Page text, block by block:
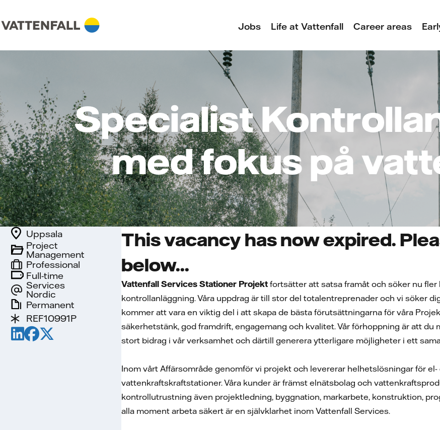
Jobs Life at Vattenfall Career areas
Specialist
med fokus på
Full-time
Services
Nordic
Project
Management
Uppsala
Professional
Permanent
REF10991P
This vacancy has now expired.
below...
Vattenfall Services Stationer Projektfortsätter att satsa framåt och söker nu fler
kontrollanläggning. Våra uppdrag är till stor del totalentreprenader och vi söker
kommer att vara en viktig del i att skapa de bästa förutsättningarna för våra
säkerhetstänk, god framdrift, engagemang och kvalitet. Vår förhoppning är att
stort bidrag i vår verksamhet och därtill generera ytterligare möjligheter i ett
Inom vårt Affärsområde genomför vi projekt och levererar helhetslösningar för
vattenkraftskraftstationer. Våra kunder är främst elnätsbolag och
kontrollutrustning även projektledning, byggnation, markarbete, konstruktion,
alla moment arbeta säkert är en självklarhet inom Vattenfall Services.